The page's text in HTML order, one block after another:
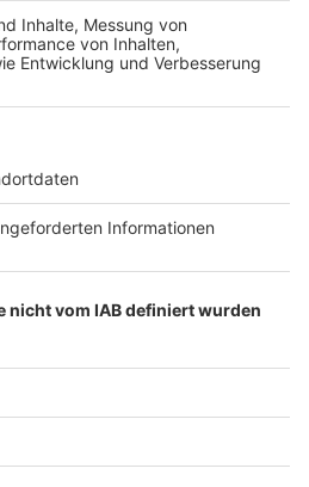
Rhein und Erft:
bei uns im Kreis
öffnet bald wieder zu
im Rhein schwimmen